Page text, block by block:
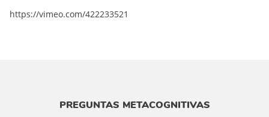
https://vimeo.com/422233521
PREGUNTAS METACOGNITIVAS